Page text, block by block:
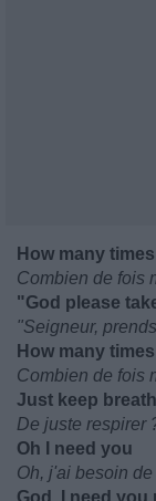
How many
Combien de fois
"God please
"Seigneur,
How many
Combien de fois
Just keep
De juste respirer
Oh I need you
Oh, j'ai besoin de
God, I need you